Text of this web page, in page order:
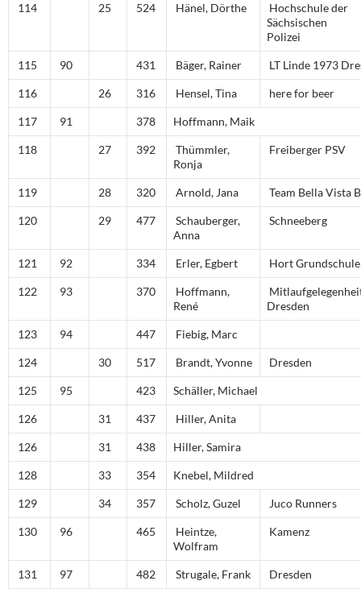
114 25 524 Hänel, Dörthe
Hochschule der
Sächsischen
Polizei
115 90 431 Bäger, Rainer LT Linde 1973
116 26 316 Hensel, Tina here for beer
117 91 378 Hoffmann, Maik
118 27 392
Thümmler,
Ronja
Freiberger PSV
119 28 320 Arnold, Jana Team Bella Vista
120 29 477
Schauberger,
Anna
Schneeberg
121 92 334 Erler, Egbert Hort
122 93 370
Hoffmann,
René
Dresden
123 94 447 Fiebig, Marc
124 30 517 Brandt, Yvonne Dresden
125 95 423 Schäller, Michael
126 31 437 Hiller, Anita
126 31 438 Hiller, Samira
128 33 354 Knebel, Mildred
129 34 357 Scholz, Guzel Juco Runners
130 96 465
Heintze,
Wolfram
Kamenz
131 97 482 Strugale, Frank Dresden